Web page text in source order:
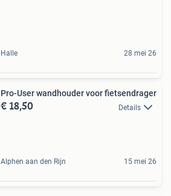
Halle 28 mei 26
Pro-User wandhouder voor fietsendrager
€ 18,50 Details
Alphen aan den Rijn 15 mei 26